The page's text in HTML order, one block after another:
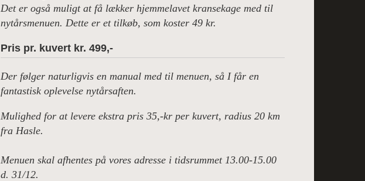
Det er også muligt at få lækker hjemmelavet kransekage med til
nytårsmenuen. Dette er et tilkøb, som koster 49 kr.
Pris pr. kuvert kr. 499,-
Der følger naturligvis en manual med til menuen, så I får en
fantastisk oplevelse nytårsaften.
Mulighed for at levere ekstra pris 35,-kr per kuvert, radius 20 km
fra Hasle.
Menuen skal afhentes på vores adresse i tidsrummet 13.00-15.00
d. 31/12.